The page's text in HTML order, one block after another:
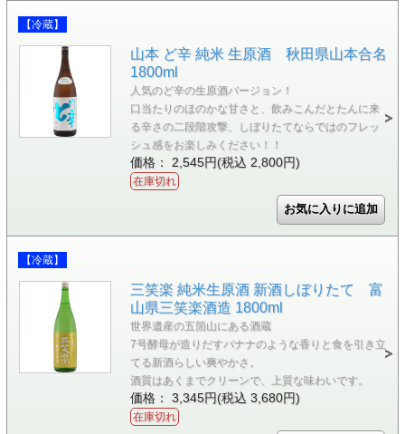
【冷蔵】
山本 ど辛 純米 生原酒 秋田県山本合名
1800ml
人気のど辛の生原酒バージョン！
口当たりのほのかな甘さと、飲みこんだとたんに来
る辛さの二段階攻撃、しぼりたてならではのフレッ
シュ感をお楽しみください！！
価格： 2,545円(税込 2,800円)
在庫切れ
【冷蔵】
三笑楽 純米生原酒 新酒しぼりたて 富
山県三笑楽酒造 1800ml
世界遺産の五箇山にある酒蔵
7号酵母が造りだすバナナのような香りと食を引き立
てる新酒らしい爽やかさ。
酒質はあくまでクリーンで、上質な味わいです。
価格： 3,345円(税込 3,680円)
在庫切れ